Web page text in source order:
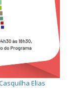
Elias